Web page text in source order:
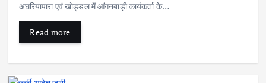
अघरियापारा एवं खोड्डल में आंगनबाड़ी कार्यकर्ता के…
Read more